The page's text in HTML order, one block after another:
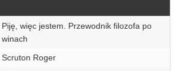
Piję, więc jestem. Przewodnik filozofa po
winach
Scruton Roger